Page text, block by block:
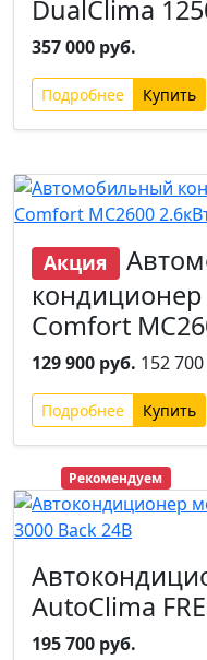
DualClima
357 000 руб.
Подробнее
Акция
Comfort
129 900 руб. 152
Подробнее
Рекомендуем
AutoClima
195 700 руб.